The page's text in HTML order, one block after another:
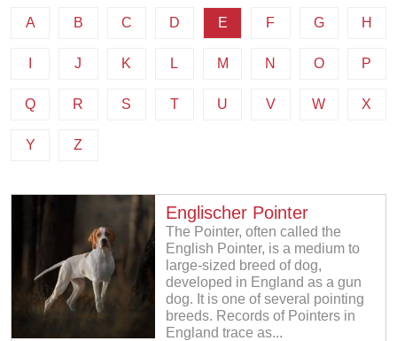
A B C D E F G H
J K L M N O P
Q R S T U V W X
Y Z
Englischer Pointer
The Pointer, often called the
English Pointer, is a medium to
large-sized breed of dog,
developed in England as a gun
dog. It is one of several pointing
breeds. Records of Pointers in
England trace as...